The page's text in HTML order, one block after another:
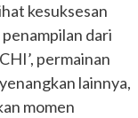
kesuksesan
dari
permainan
lainnya,
momen